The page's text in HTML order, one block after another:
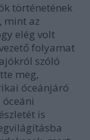
történetének
mint az
elég volt
folyamat
szóló
meg,
óceánjáró
is